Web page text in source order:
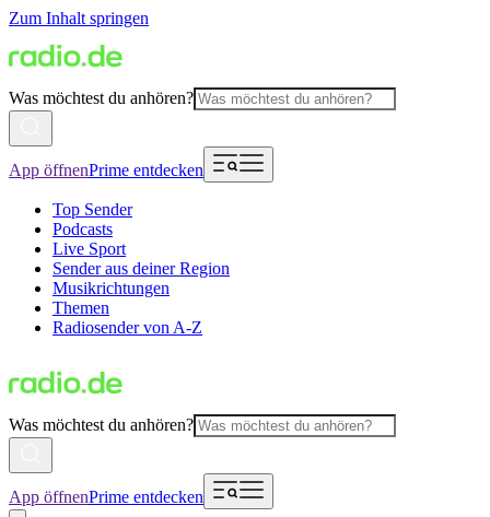
Zum Inhalt springen
Was möchtest du anhören?
App öffnenPrime entdecken
Top Sender
Podcasts
Live Sport
Sender aus deiner Region
Musikrichtungen
Themen
Radiosender von A-Z
Was möchtest du anhören?
App öffnenPrime entdecken